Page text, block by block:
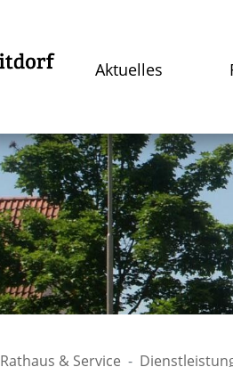
Aktuelles
Rathaus & Service